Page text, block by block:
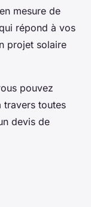
mesure de
répond à vos
projet solaire
pouvez
travers toutes
devis de